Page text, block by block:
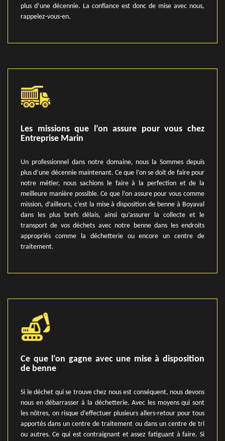
plus d’une décennie. La confiance est donc de mise avec nous,
rappelez-vous-en.
Les missions que l’on assure pour vous chez
Entreprise Marin
Un professionnel dans notre domaine, nous la Sommes depuis
plus d’une décennie maintenant. Ce que l’on se doit de faire pour
notre métier, nous sachions le faire à la perfection et de la
meilleure manière possible. Ce que l’on assure pour vous comme
mission, d’ailleurs, c’est la mise à disposition de benne à Boyaval
dans les plus brefs délais, ainsi qu’assurer la collecte et le
transport de vos déchets avec notre benne dans les endroits
appropriés comme la déchetterie ou encore un centre de
traitement.
Ce que l’on gagne avec une mise à disposition
de benne
Si le déchet qui se trouve chez nous est conséquent, nous devons
nous en débarrasser à la déchetterie. Avec les moyens qui sont
les nôtres, on risque d’effectuer plusieurs allers-retour pour tous
apportés dans un centre de traitement ou dans un centre de tri
ou autres. Ce qui est contraignant et assez fatiguant à faire. Si